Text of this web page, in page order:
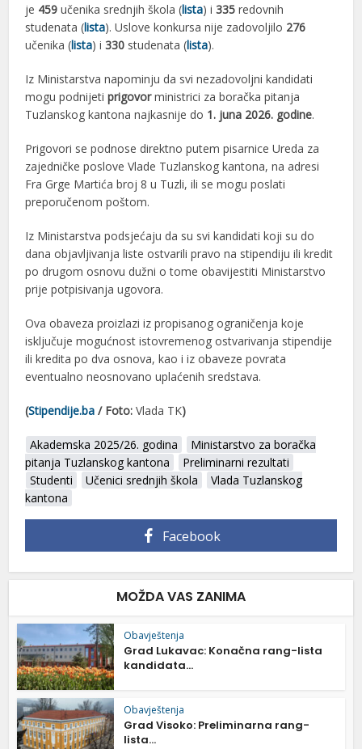
je 459 učenika srednjih škola (lista) i335 redovnih
studenata (lista). Uslove konkursa nije zadovoljilo 276
učenika (lista) i330 studenata (lista).
Iz Ministarstva napominju da svi nezadovoljni kandidati
mogu podnijetiprigovorministrici za boračka pitanja
Tuzlanskog kantona najkasnije do 1. juna 2026. godine.
Prigovori se podnose direktno putem pisarnice Ureda za
zajedničke poslove Vlade Tuzlanskog kantona, na adresi
Fra Grge Martića broj 8 u Tuzli, ili se mogu poslati
preporučenom poštom.
Iz Ministarstva podsjećaju da su svi kandidati koji su do
dana objavljivanja liste ostvarili pravo na stipendiju ili kredit
po drugom osnovu dužni o tome obavijestiti Ministarstvo
prije potpisivanja ugovora.
Ova obaveza proizlazi iz propisanog ograničenja koje
isključuje mogućnost istovremenog ostvarivanja stipendije
ili kredita po dva osnova, kao i iz obaveze povrata
eventualno neosnovano uplaćenih sredstava.
(Stipendije.ba / Foto:Vlada TK)
Akademska 2025/26. godina
Ministarstvo za boračka
pitanja Tuzlanskog kantona
Preliminarni rezultati
Studenti
Učenici srednjih škola
Vlada Tuzlanskog
kantona
Facebook
MOŽDA VAS ZANIMA
Obavještenja
Grad Lukavac: Konačna rang-lista
kandidata...
Obavještenja
Grad Visoko: Preliminarna rang-
lista...